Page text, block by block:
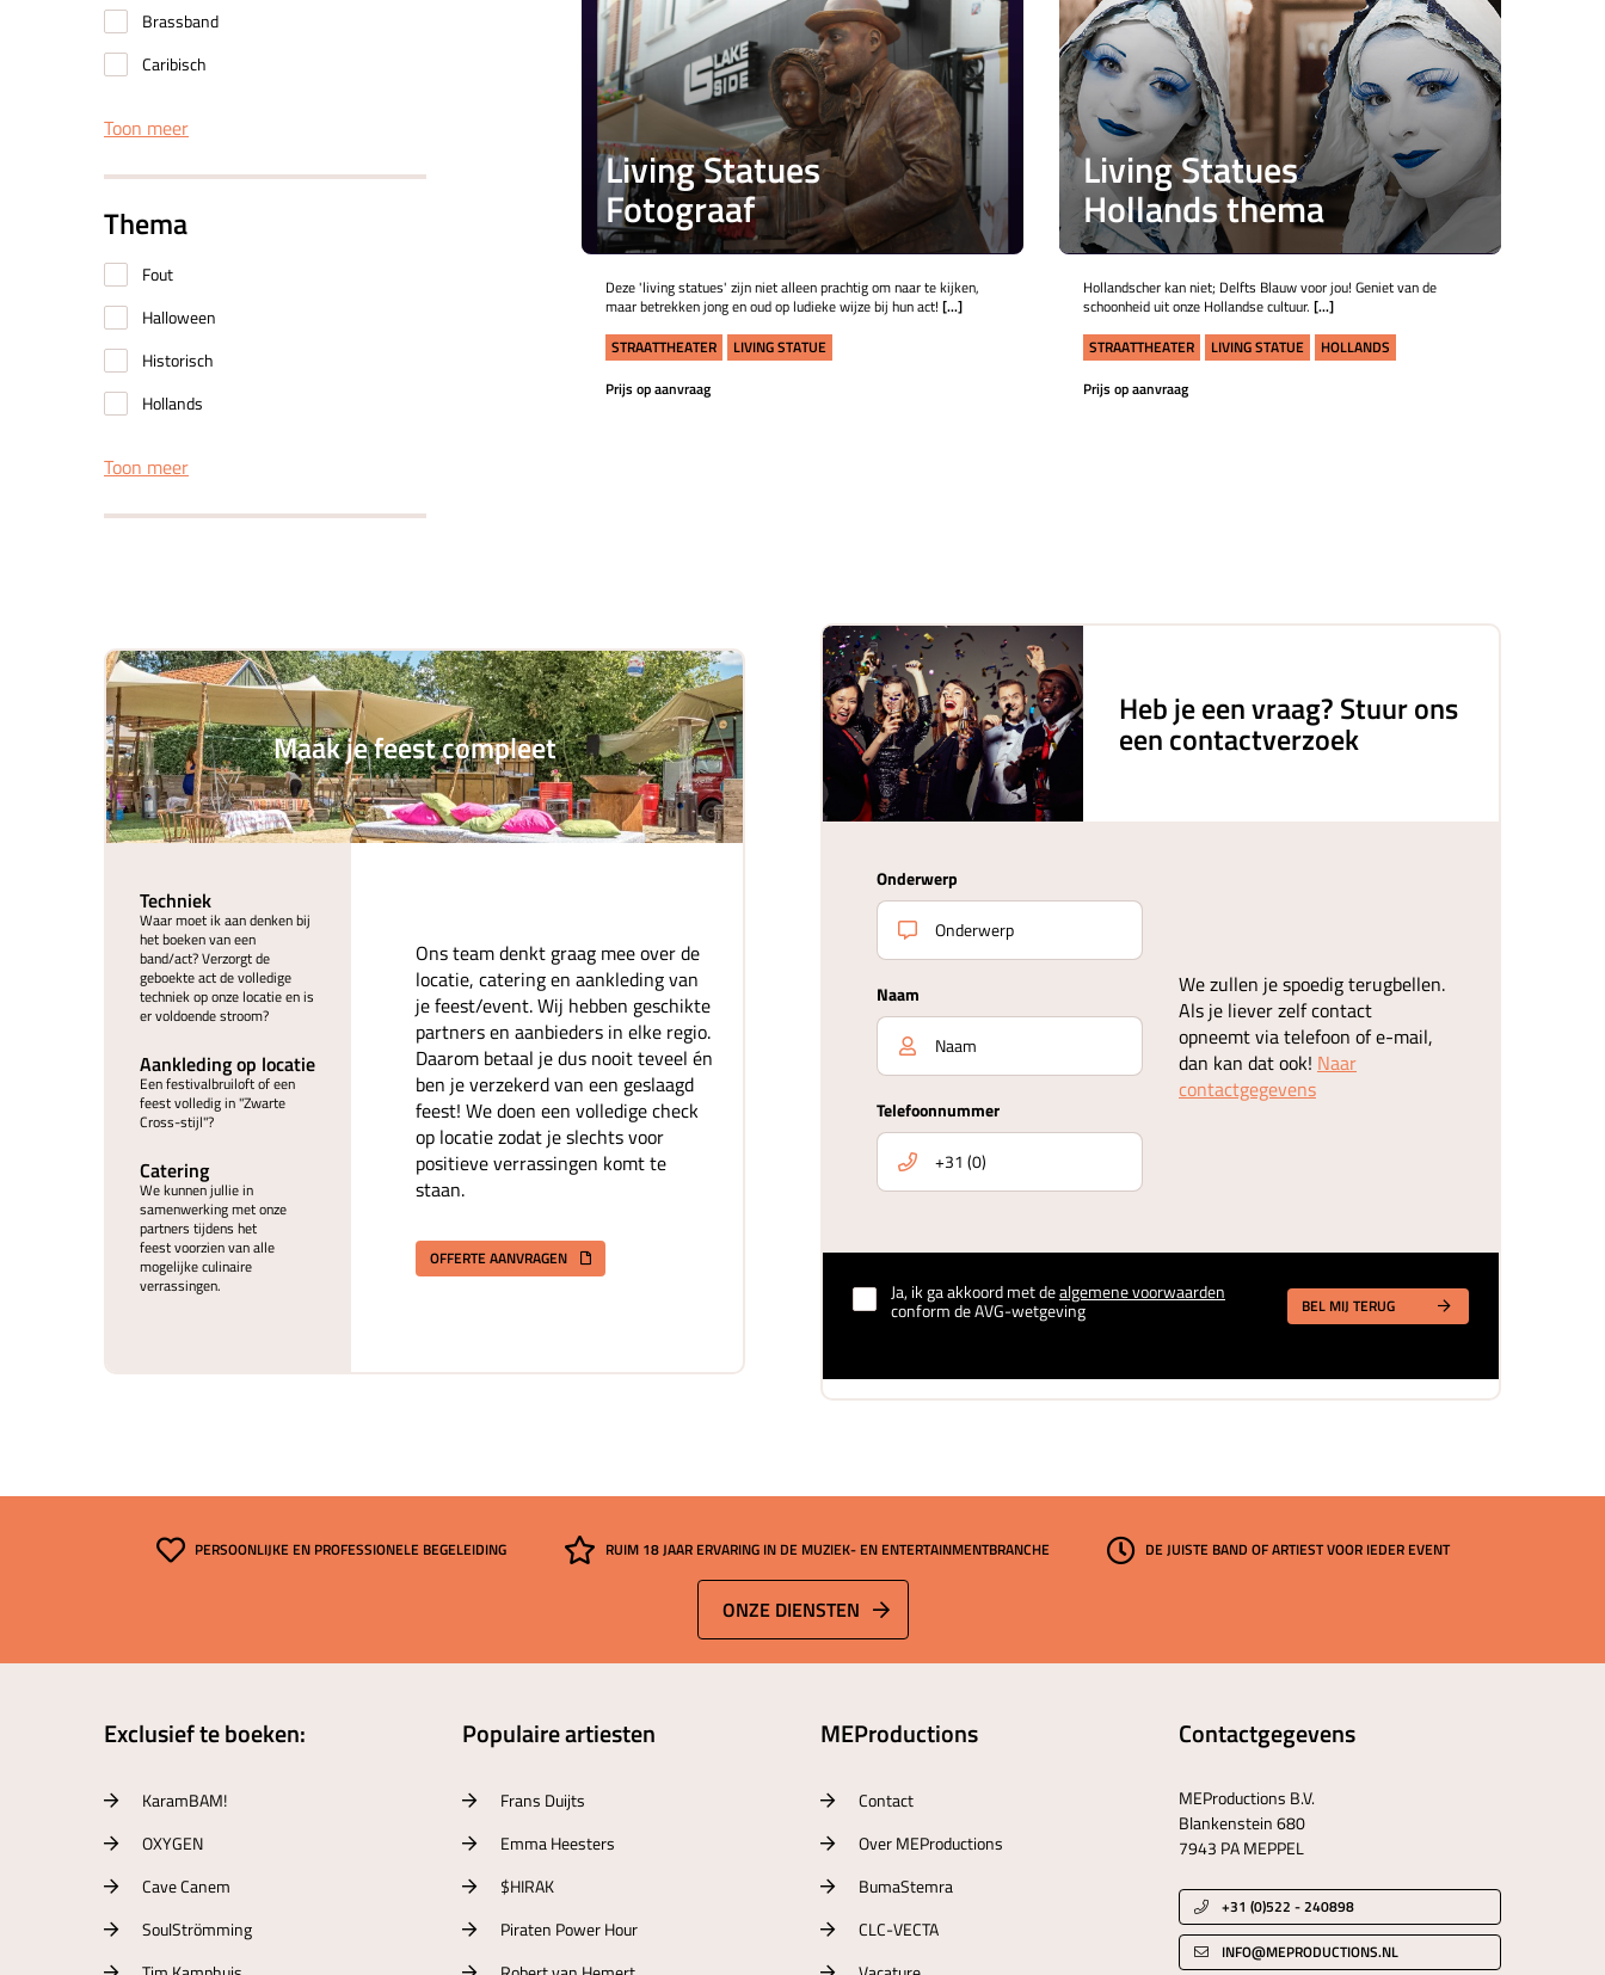
Brassband
Caribisch
Toon meer
Thema
Fout
Halloween
Historisch
Hollands
Toon meer
Living Statues
Fotograaf
Deze 'living statues' zijn niet alleen prachtig om naar te kijken,
maar betrekken jong en oud op ludieke wijze bij hun act! [...]
STRAATTHEATER
LIVING STATUE
Prijs op aanvraag
Living Statues
Hollands thema
Hollandscher kan niet; Delfts Blauw voor jou! Geniet van de
schoonheid uit onze Hollandse cultuur. [...]
STRAATTHEATER
LIVING STATUE
HOLLANDS
Prijs op aanvraag
Maak je feest compleet
Techniek
Waar moet ik aan denken bij
het boeken van een
band/act? Verzorgt de
geboekte act de volledige
techniek op onze locatie en is
er voldoende stroom?
Aankleding op locatie
Een festivalbruiloft of een
feest volledig in "Zwarte
Cross-stijl"?
Catering
We kunnen jullie in
samenwerking met onze
partners tijdens het
feest voorzien van alle
mogelijke culinaire
verrassingen.
Ons team denkt graag mee over de
locatie, catering en aankleding van
je feest/event. Wij hebben geschikte
partners en aanbieders in elke regio.
Daarom betaal je dus nooit teveel én
ben je verzekerd van een geslaagd
feest! We doen een volledige check
op locatie zodat je slechts voor
positieve verrassingen komt te
staan.
OFFERTE AANVRAGEN
Heb je een vraag? Stuur ons
een contactverzoek
Onderwerp
Naam
Telefoonnummer
We zullen je spoedig terugbellen.
Als je liever zelf contact
opneemt via telefoon of e-mail,
dan kan dat ook! Naar
contactgegevens
Ja, ik ga akkoord met dealgemene voorwaarden
conform de AVG-wetgeving BEL MIJ TERUG
PERSOONLIJKE EN PROFESSIONELE BEGELEIDING RUIM 18 JAAR ERVARING IN DE MUZIEK- EN ENTERTAINMENTBRANCHE DE JUISTE BAND OF ARTIEST VOOR IEDER EVENT
ONZE DIENSTEN
Exclusief te boeken:
KaramBAM!
OXYGEN
Cave Canem
SoulStrömming
Populaire artiesten
Frans Duijts
Emma Heesters
$HIRAK
Piraten Power Hour
MEProductions
Contact
Over MEProductions
BumaStemra
CLC-VECTA
Contactgegevens
MEProductions B.V.
Blankenstein 680
7943 PA MEPPEL
+31 (0)522 - 240898
INFO@MEPRODUCTIONS.NL